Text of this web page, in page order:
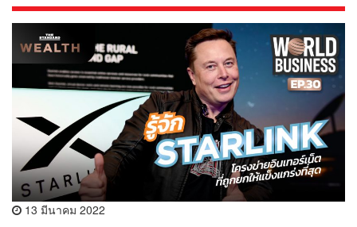
13 มีนาคม 2022